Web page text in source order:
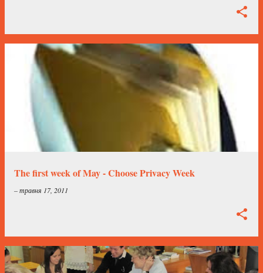
The first week of May - Choose Privacy Week
–травня 17, 2011